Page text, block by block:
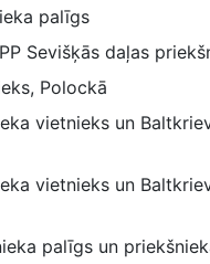
palīgs
Sevišķās daļas
Polockā
vietnieks un
vietnieks un
palīgs un